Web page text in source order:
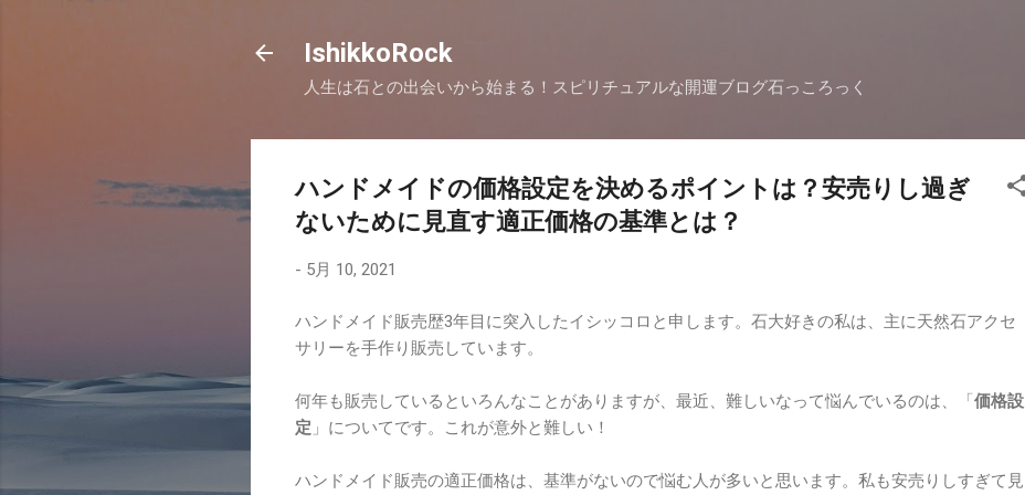
IshikkoRock
人生は石との出会いから始まる！スピリチュアルな開運ブログ石っころっく
ハンドメイドの価格設定を決めるポイントは？安売りし過ぎ
ないために見直す適正価格の基準とは？
- 5月 10, 2021
ハンドメイド販売歴3年目に突入したイシッコロと申します。石大好きの私は、主に天然石アクセ
サリーを手作り販売しています。
何年も販売しているといろんなことがありますが、最近、難しいなって悩んでいるのは、「価格設
定 」についてです。これが意外と難しい！
ハンドメイド販売の適正価格は、基準がないので悩む人が多いと思います。私も安売りしすぎて見